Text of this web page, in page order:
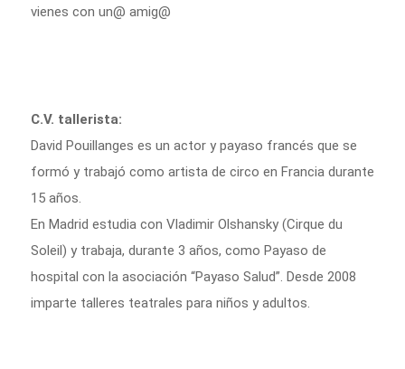
vienes con un@ amig@
C.V. tallerista:
David Pouillanges es un actor y payaso francés que se
formó y trabajó como artista de circo en Francia durante
15 años.
En Madrid estudia con Vladimir Olshansky (Cirque du
Soleil) y trabaja, durante 3 años, como Payaso de
hospital con la asociación “Payaso Salud”. Desde 2008
imparte talleres teatrales para niños y adultos.